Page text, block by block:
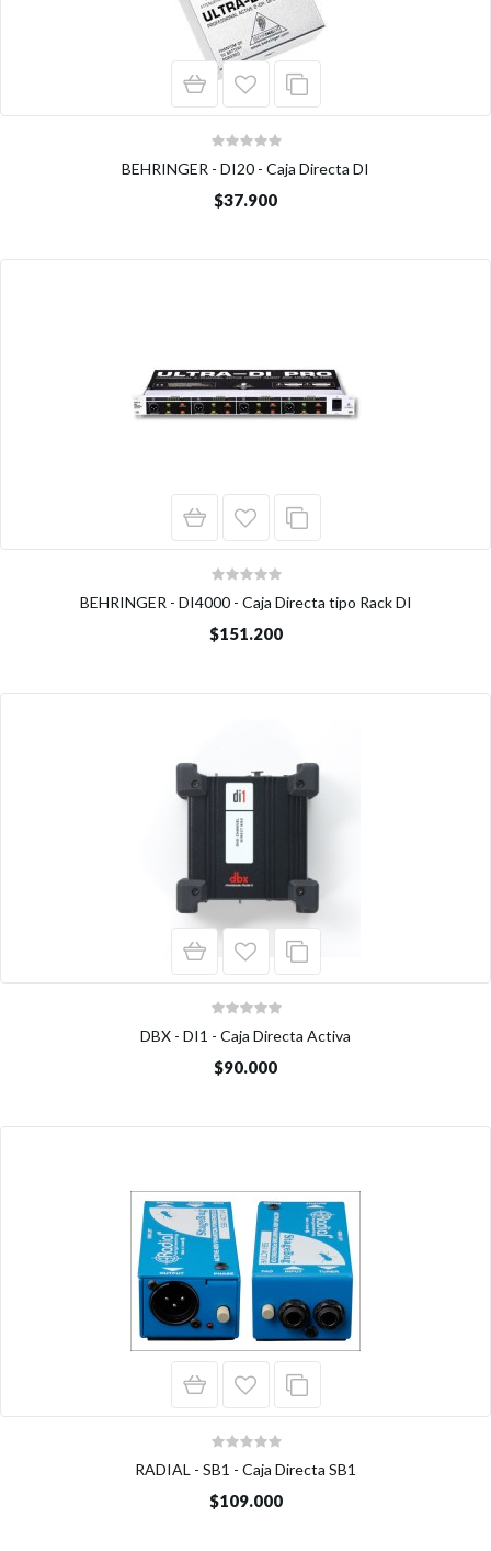
BEHRINGER - DI20 - Caja Directa DI
$37.900
BEHRINGER - DI4000 - Caja Directa tipo Rack DI
$151.200
DBX - DI1 - Caja Directa Activa
$90.000
RADIAL - SB1 - Caja Directa SB1
$109.000